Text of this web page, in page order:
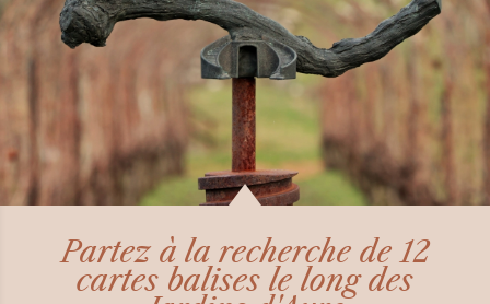
Partez à la recherche de 12
cartes balises le long des